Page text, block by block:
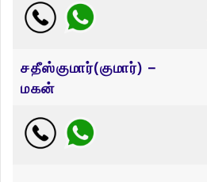
சதீஸ்குமார்(குமார்) –
மகன்